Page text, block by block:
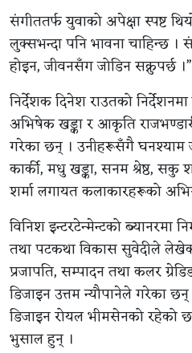
संगीततर्फ युवाको अपेक्षा स्पष्ट
लुक्सभन्दा पनि भावना चाहिन्छ ।
होइन, जीवनसँग जोडिन सक्नुपर्छ ।”
निर्देशक दिनेश राउतको
अभिषेक खड्का र आकृति
गरेका छन् । उनीहरूसँगै घनश्याम
कार्की, मधु खड्का, सनम श्रेष्ठ, सकु
शर्मा लगायत कलाकारहरूको
विनिश इन्टरटेन्मेन्टको ब्यानरमा
तथा पटकथा विकास सुवेदीले
प्रजापति, सम्पादन तथा कलर
डिजाइन उत्तम न्यौपानेले गरेका
डिजाइन रोयल भीमसेनको रहेको छ
भुसाल हुन् ।